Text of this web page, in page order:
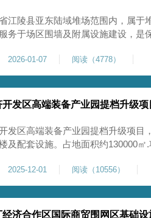
江陵县亚东陆域堆场范围内，属于
务于场区围墙及附属设施建设，是
陆域堆场B区围墙沿线及配套场地
差，地基承载力较低，且堆
2026-01-07 阅读（4778）
发区高端装备产业园提档升级
发区高端装备产业园提档升级项目
及配套设施。占地面积约130000㎡
，工程实施后将有效提升场地整体
为园区高端装备产业项目
2025-12-01 阅读（10556）
济合作区国际商贸围网区基础设